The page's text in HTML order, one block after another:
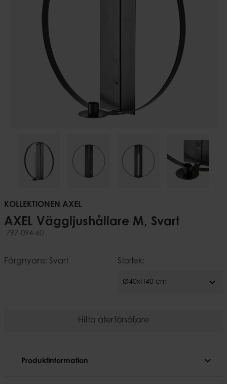
KOLLEKTIONEN AXEL
AXEL Väggljushållare M, Svart
797-094-60
Färgnyans: Svart Storlek:
Ø40xH40 cm expand_more
Hitta återförsäljare
Produktinformation expand_more